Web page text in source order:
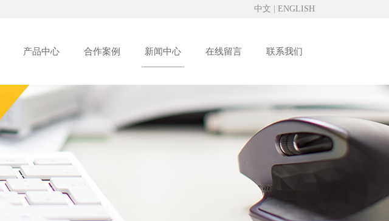
中文 ENGLISH
产品中心 合作案例 新闻中心 在线留言 联系我们